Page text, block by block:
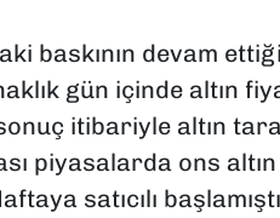
baskının devam
gün içinde altın
itibariyle altın
piyasalarda ons
satıcılı